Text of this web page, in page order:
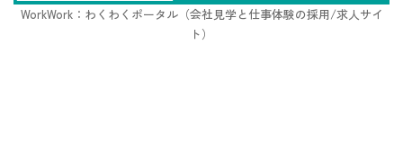
WorkWork：わくわくポータル（会社見学と仕事体験の採用/求人サイ
ト）